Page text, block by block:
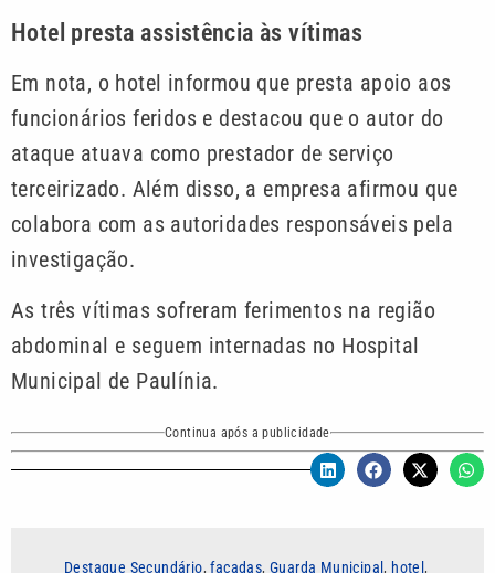
Hotel presta assistência às vítimas
Em nota, o hotel informou que presta apoio aos
funcionários feridos e destacou que o autor do
ataque atuava como prestador de serviço
terceirizado. Além disso, a empresa afirmou que
colabora com as autoridades responsáveis pela
investigação.
As três vítimas sofreram ferimentos na região
abdominal e seguem internadas no Hospital
Municipal de Paulínia.
Continua após a publicidade
Destaque Secundário,facadas,Guarda Municipal, hotel,